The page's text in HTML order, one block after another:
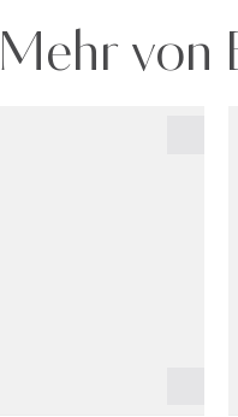
Mehr